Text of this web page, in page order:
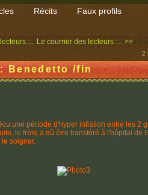
Récits Faux profils
:... Le courrier des lecteurs :... >>
Benedetto /fin
une période d'hyper inflation entre les 2
le frère a dû être transféré à l'hôpital de
soigner.